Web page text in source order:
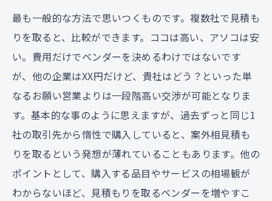
最も一般的な方法で思いつくものです。複数社で見積も
りを取ると、比較ができます。ココは高い、アソコは安
い。費用だけでベンダーを決めるわけではないです
が、他の企業はXX円だけど、貴社はどう？といった単
なるお願い営業よりは一段階高い交渉が可能となりま
す。基本的な事のように思えますが、過去ずっと同じ1
社の取引先から惰性で購入していると、案外相見積も
りを取るという発想が薄れていることもあります。他の
ポイントとして、購入する品目やサービスの相場観が
わからないほど、見積もりを取るベンダーを増やすこ